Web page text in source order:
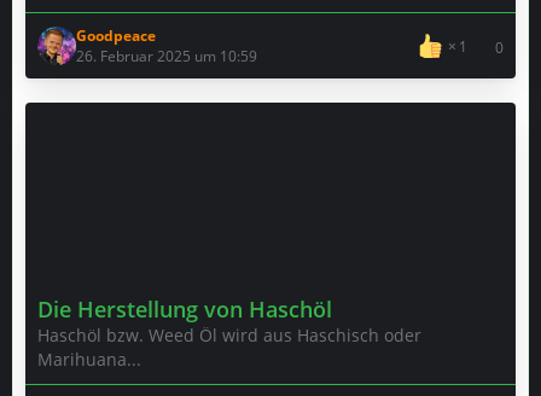
Goodpeace
26. Februar 2025 um 10:59
1 0
Die Herstellung von Haschöl
Haschöl bzw. Weed Öl wird aus Haschisch oder
Marihuana...